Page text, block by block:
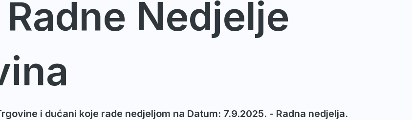
Nedjelje
i dućani koje rade nedjeljom na Datum: 7.9.2025. - Radna nedjelja.